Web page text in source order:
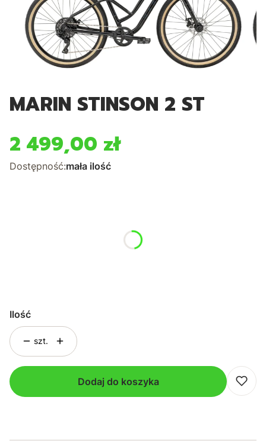
MARIN STINSON 2 ST
Cena
2 499,00 zł
Dostępność:mała ilość
Ilość
szt.
Dodaj do koszyka